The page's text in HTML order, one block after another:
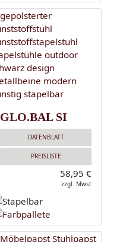
GLO.BAL SI
DATENBLATT
PREISLISTE
58,95 €
zzgl. Mwst